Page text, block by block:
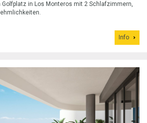
Golfplatz in Los Monteros mit 2 Schlafzimmern,
Info